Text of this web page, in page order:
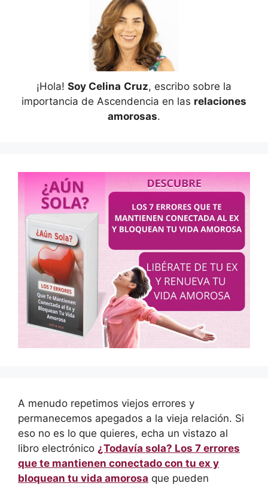
¡Hola! Soy Celina Cruz, escribo sobre la
importancia de Ascendencia en las relaciones
amorosas.
A menudo repetimos viejos errores y
permanecemos apegados a la vieja relación. Si
eso no es lo que quieres, echa un vistazo al
libro electrónico ¿Todavía sola? Los 7 errores
que te mantienen conectado con tu ex y
bloquean tu vida amorosa que pueden